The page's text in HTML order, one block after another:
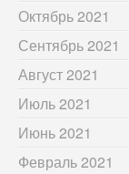
Октябрь 2021
Сентябрь 2021
Август 2021
Июль 2021
Июнь 2021
Февраль 2021